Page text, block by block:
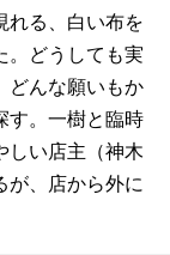
れる、白い布を
。どうしても実
どんな願いもか
す。一樹と臨時
しい店主（神木
が、店から外に